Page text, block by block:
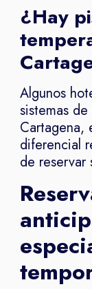
¿Hay
Algunos
sistemas
Cartagena,
diferencial
de reservar